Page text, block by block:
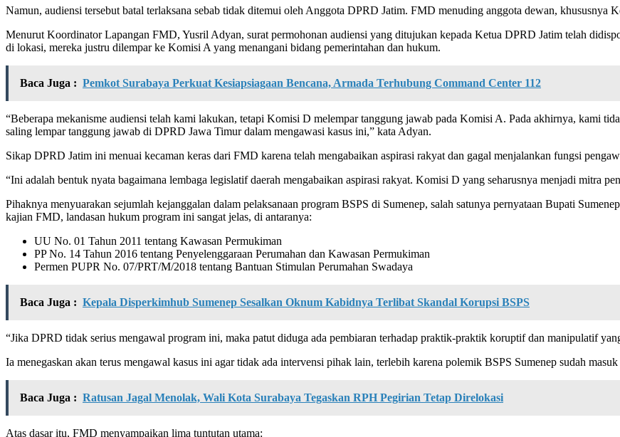
Namun, audiensi tersebut batal terlaksana sebab tidak ditemui oleh Anggota DPRD Jatim. FMD menuding anggota dewan, khususnya
Menurut Koordinator Lapangan FMD, Yusril Adyan, surat permohonan audiensi yang ditujukan kepada Ketua DPRD Jatim telah
di lokasi, mereka justru dilempar ke Komisi A yang menangani bidang pemerintahan dan hukum.
Baca Juga : Pemkot Surabaya Perkuat Kesiapsiagaan Bencana, Armada Terhubung Command Center 112
“Beberapa mekanisme audiensi telah kami lakukan, tetapi Komisi D melempar tanggung jawab pada Komisi A. Pada akhirnya, kami
saling lempar tanggung jawab di DPRD Jawa Timur dalam mengawasi kasus ini,” kata Adyan.
Sikap DPRD Jatim ini menuai kecaman keras dari FMD karena telah mengabaikan aspirasi rakyat dan gagal menjalankan fungsi
“Ini adalah bentuk nyata bagaimana lembaga legislatif daerah mengabaikan aspirasi rakyat. Komisi D yang seharusnya menjadi mitra
Pihaknya menyuarakan sejumlah kejanggalan dalam pelaksanaan program BSPS di Sumenep, salah satunya pernyataan Bupati
kajian FMD, landasan hukum program ini sangat jelas, di antaranya:
UU No. 01 Tahun 2011 tentang Kawasan Permukiman
PP No. 14 Tahun 2016 tentang Penyelenggaraan Perumahan dan Kawasan Permukiman
Permen PUPR No. 07/PRT/M/2018 tentang Bantuan Stimulan Perumahan Swadaya
Baca Juga : Kepala Disperkimhub Sumenep Sesalkan Oknum Kabidnya Terlibat Skandal Korupsi BSPS
“Jika DPRD tidak serius mengawal program ini, maka patut diduga ada pembiaran terhadap praktik-praktik koruptif dan manipulatif
Ia menegaskan akan terus mengawal kasus ini agar tidak ada intervensi pihak lain, terlebih karena polemik BSPS Sumenep sudah
Baca Juga : Ratusan Jagal Menolak, Wali Kota Surabaya Tegaskan RPH Pegirian Tetap Direlokasi
Atas dasar itu, FMD menyampaikan lima tuntutan utama: